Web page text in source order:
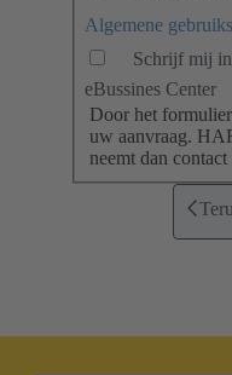
Algemene
Schrijf mij
eBussines Center
Door het
uw aanvraag.
neemt dan